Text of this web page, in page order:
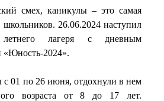
смех, каникулы – это самая
26.06.2024 наступил
лагеря с дневным
«Юность-2024».
с 01 по 26 июня, отдохнули в нем
возраста от 8 до 17 лет.